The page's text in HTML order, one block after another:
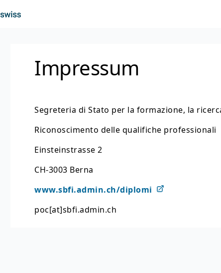
Impressum
Segreteria di Stato per la formazione, la
Riconoscimento delle qualifiche professionali
Einsteinstrasse 2
CH-3003 Berna
www.sbfi.admin.ch/diplomi
poc[at]sbfi.admin.ch